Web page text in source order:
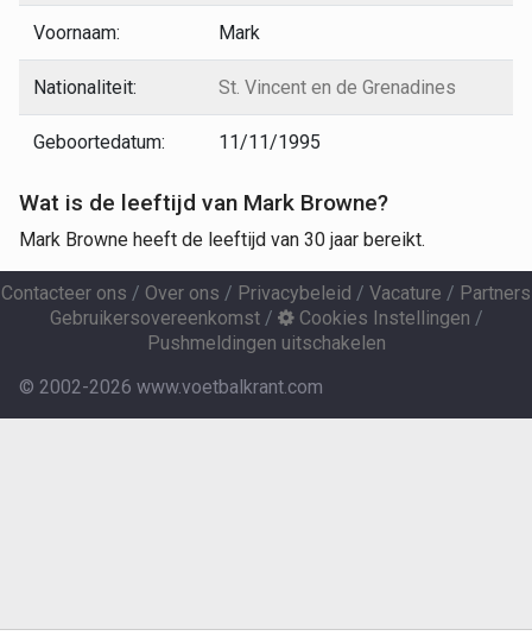
Voornaam: Mark
Nationaliteit: St. Vincent en de Grenadines
Geboortedatum: 11/11/1995
Wat is de leeftijd van Mark Browne?
Mark Browne heeft de leeftijd van 30 jaar bereikt.
Contacteer ons / Over ons / Privacybeleid / Vacature / Partners
Gebruikersovereenkomst/ Cookies Instellingen /
Pushmeldingen uitschakelen
© 2002-2026 www.voetbalkrant.com